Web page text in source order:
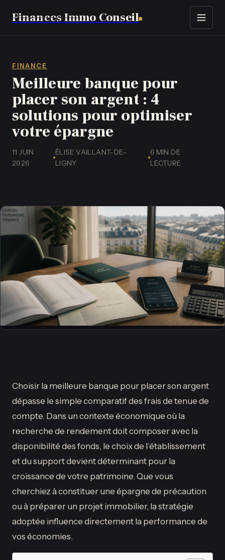
Finances Immo Conseil
Immobilier
Finance
Assurance
Business
Emploi
FINANCE
Meilleure banque pour
placer son argent : 4
solutions pour optimiser
votre épargne
11 JUIN
2026
·
ÉLISE VAILLANT-DE-
LIGNY
·
6 MIN DE
LECTURE
Choisir la meilleure banque pour placer son argent
dépasse le simple comparatif des frais de tenue de
compte. Dans un contexte économique où la
recherche de rendement doit composer avec la
disponibilité des fonds, le choix de l’établissement
et du support devient déterminant pour la
croissance de votre patrimoine. Que vous
cherchiez à constituer une épargne de précaution
ou à préparer un projet immobilier, la stratégie
adoptée influence directement la performance de
vos économies.